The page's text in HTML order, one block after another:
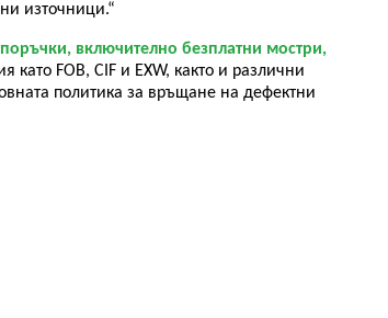
източници.“
включително безплатни мостри,
FOB, CIF и EXW, както и различни
политика за връщане на дефектни